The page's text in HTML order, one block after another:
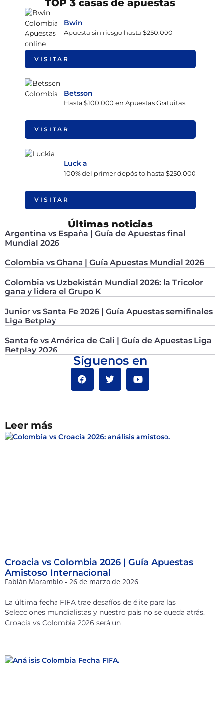
TOP 3 casas de apuestas
Bwin
Apuesta sin riesgo hasta $250.000
VISITAR
Betsson
Hasta $100.000 en Apuestas Gratuitas.
VISITAR
Luckia
100% del primer depósito hasta $250.000
VISITAR
Últimas noticias
Argentina vs España | Guía de Apuestas final
Mundial 2026
Colombia vs Ghana | Guía Apuestas Mundial 2026
Colombia vs Uzbekistán Mundial 2026: la Tricolor
gana y lidera el Grupo K
Junior vs Santa Fe 2026 | Guía Apuestas semifinales
Liga Betplay
Santa fe vs América de Cali | Guía de Apuestas Liga
Betplay 2026
Síguenos en
Leer más
Croacia vs Colombia 2026 | Guía Apuestas
Amistoso Internacional
Fabián Marambio 26 de marzo de 2026
La última fecha FIFA trae desafíos de élite para las
Selecciones mundialistas y nuestro país no se queda atrás.
Croacia vs Colombia 2026 será un